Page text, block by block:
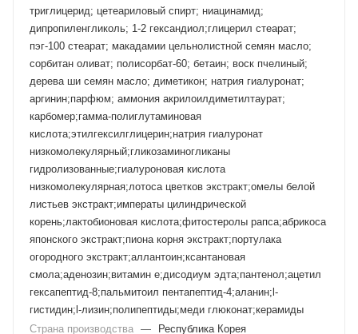
триглицерид; цетеариловый спирт; ниацинамид;
дипропиленгликоль; 1-2 гександиол;глицерил стеарат;
пэг-100 стеарат; макадамии цельнолистной семян масло;
сорбитан оливат; полисорбат-60; бетаин; воск пчелиный;
дерева ши семян масло; диметикон; натрия гиалуронат;
аргинин;парфюм; аммония акрилоилдиметилтаурат;
карбомер;гамма-полиглутаминовая
кислота;этилгексилглицерин;натрия гиалуронат
низкомолекулярный;гликозаминогликаны
гидролизованные;гиалуроновая кислота
низкомолекулярная;лотоса цветков экстракт;омелы белой
листьев экстракт;императы цилиндрической
корень;лактобионовая кислота;фитостеролы рапса;абрикоса
японского экстракт;пиона корня экстракт;портулака
огородного экстракт;аллантоин;ксантановая
смола;аденозин;витамин е;дисодиум эдта;пантенол;ацетил
гексапептид-8;пальмитоил пентапептид-4;аланин;l-
гистидин;l-лизин;полипептиды;меди глюконат;керамиды
Страна производства —
Республика Корея